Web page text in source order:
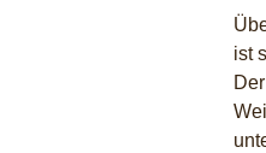
ist